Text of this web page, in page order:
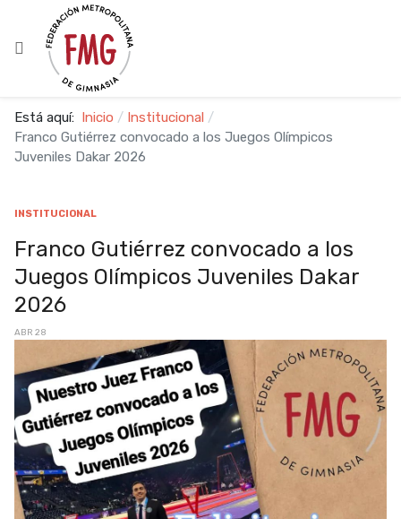
Está aquí: Inicio
Institucional
Franco Gutiérrez convocado a los Juegos Olímpicos
Juveniles Dakar 2026
INSTITUCIONAL
Franco Gutiérrez convocado a los
Juegos Olímpicos Juveniles Dakar
2026
ABR 28